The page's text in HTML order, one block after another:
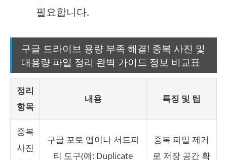
필요합니다.
구글 드라이브 용량 부족 해결! 중복 사진 및
대용량 파일 정리 완벽 가이드 정보 비교표
정리
항목
내용 특징 및 팁
중복
사진
구글 포토 앱이나 서드파
티 도구(예: Duplicate
중복 파일 제거
로 저장 공간 확